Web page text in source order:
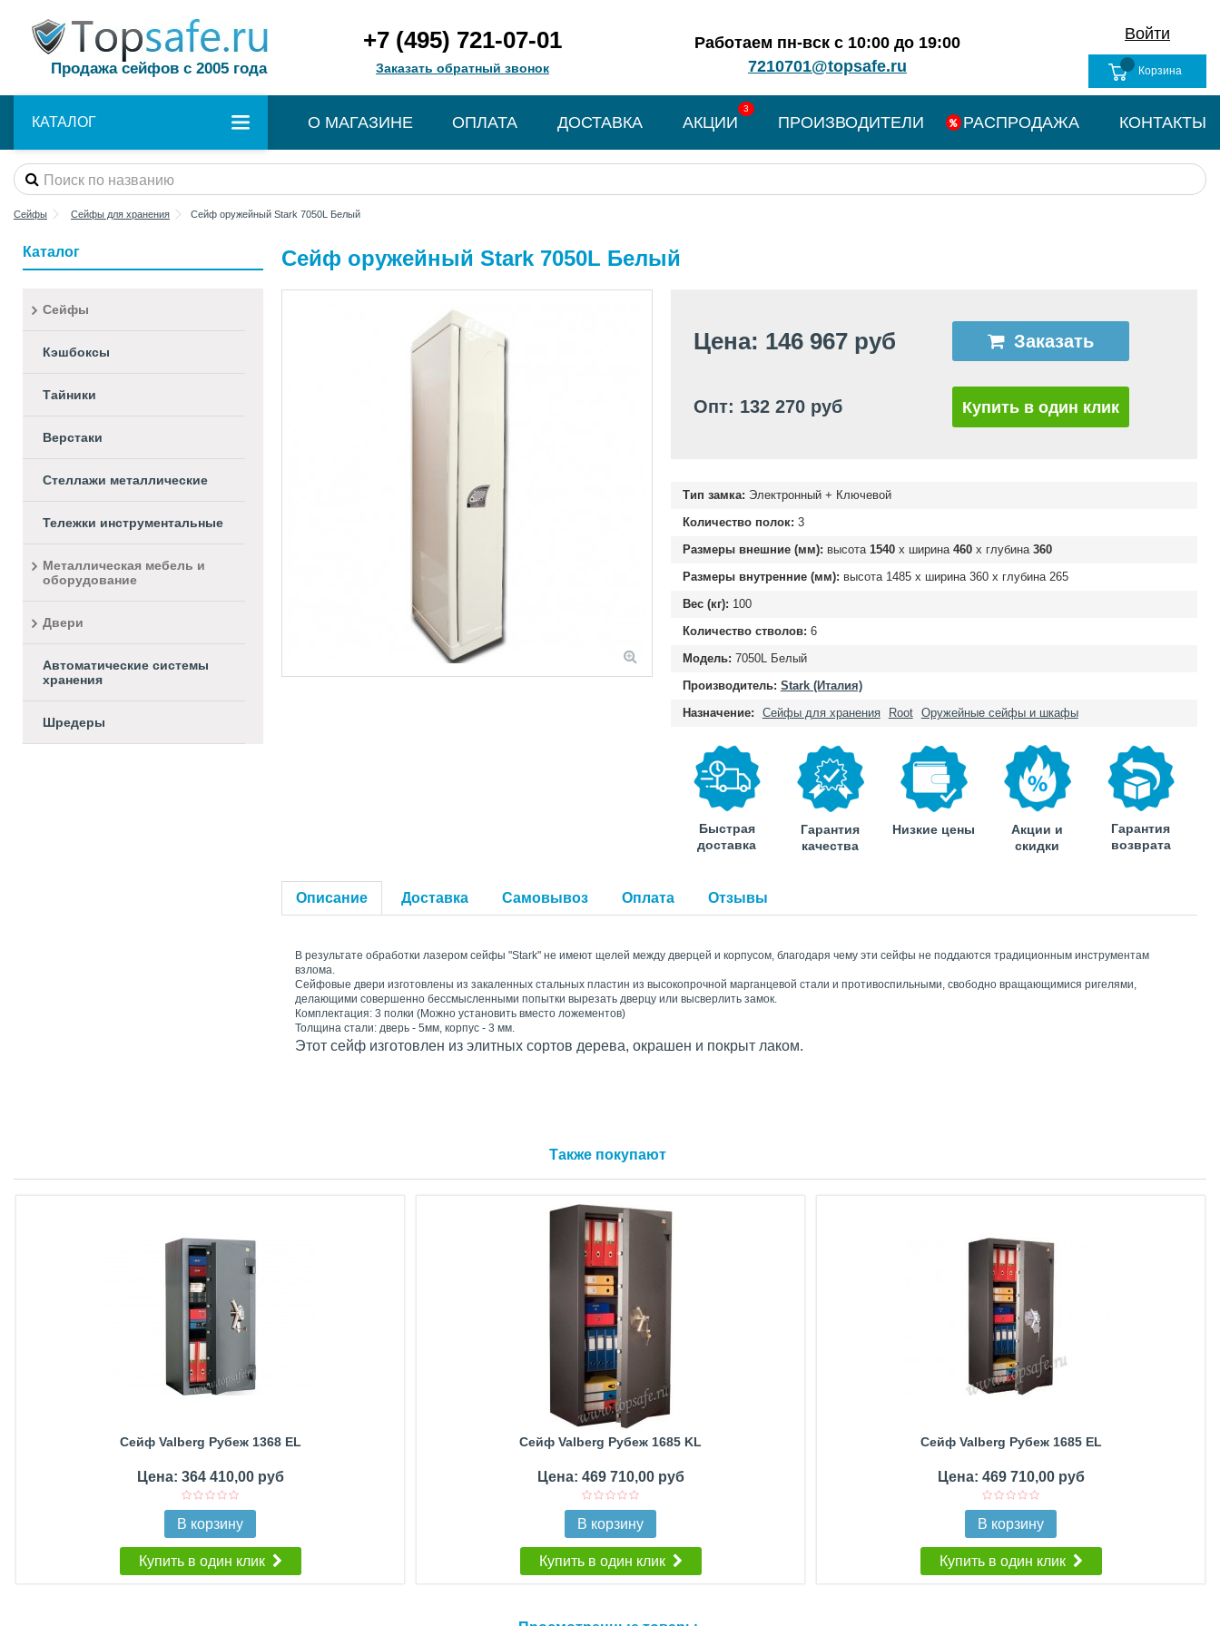
Продажа сейфов с 2005 года
Войти
Корзина
Работаем пн-вск с 10:00 до 19:00
7210701@topsafe.ru
+7 (495) 721-07-01
Заказать обратный звонок
КАТАЛОГ О МАГАЗИНЕ ОПЛАТА ДОСТАВКА
3
АКЦИИ ПРОИЗВОДИТЕЛИ РАСПРОДАЖА КОНТАКТЫ
Сейфы Сейфы для хранения Сейф оружейный Stark 7050L Белый
Каталог
Сейфы
Кэшбоксы
Тайники
Верстаки
Стеллажи металлические
Тележки инструментальные
Металлическая мебель и
оборудование
Двери
Автоматические системы
хранения
Шредеры
Сейф оружейный Stark 7050L Белый
Цена: 146 967 руб
Опт: 132 270 руб
Заказать
Купить в один клик
Тип замка: Электронный + Ключевой
Количество полок: 3
Размеры внешние (мм): высота 1540х ширина 460х глубина 360
Размеры внутренние (мм): высота 1485х ширина 360х глубина 265
Вес (кг): 100
Количество стволов: 6
Модель: 7050L Белый
Производитель: Stark (Италия)
Назначение:
Сейфы для хранения Root Оружейные сейфы и шкафы
Быстрая
доставка
Гарантия
качества
Низкие цены
Акции и
скидки
Гарантия
возврата
Описание Доставка Самовывоз Оплата Отзывы
В результате обработки лазером сейфы "Stark" не имеют щелей между дверцей и корпусом, благодаря чему эти сейфы не поддаются традиционным инструментам
взлома.
Сейфовые двери изготовлены из закаленных стальных пластин из высокопрочной марганцевой стали и противоспильными, свободно вращающимися ригелями,
делающими совершенно бессмысленными попытки вырезать дверцу или высверлить замок.
Комплектация: 3 полки (Можно установить вместо ложементов)
Толщина стали: дверь - 5мм, корпус - 3 мм.
Этот сейф изготовлен из элитных сортов дерева, окрашен и покрыт лаком.
Также покупают
Сейф Valberg Рубеж 1368 EL
Цена: 364 410,00 руб
В корзину
Купить в один клик
Сейф Valberg Рубеж 1685 KL
Цена: 469 710,00 руб
В корзину
Купить в один клик
Сейф Valberg Рубеж 1685 EL
Цена: 469 710,00 руб
В корзину
Купить в один клик